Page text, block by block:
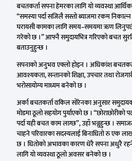
बचतकर्ता सपना हेमरका लागि यो व्यवस्था
“समस्या पर्दा सजिलै सस्तो ब्याजमा रकम
घरायसी कामका लागि समय–समयमा ऋण
गरेको छ ।” आफ्नै समुदायभित्र गरिएको बचत
बताउनुहुन्छ ।
सपनाको अनुभव एक्लो होइन । अधिकांश
आवश्यकता, सन्तानको शिक्षा, उपचार तथा
भरोसायोग्य माध्यम बनेको छ ।
अर्का बचतकर्ता वकिल सोरेनका अनुसार
मोडमा ठूलो सहयोग पुर्याएको छ । “छोराछोरीको
पर्दा यही बचत काम लाग्छ”, उहाँ भन्नुहुन्छ ।
चाहने परिवारका सदस्यलाई बिनाधितो रु एक
छ । धितोको अभावका कारण धेरै सपना अधुरै
लागि यो व्यवस्था ठूलो अवसर बनेको छ ।